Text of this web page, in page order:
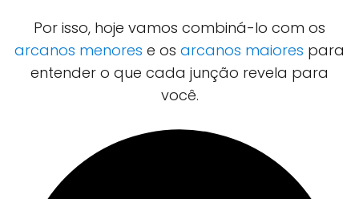
Por isso, hoje vamos combiná-lo com os
arcanos menores e os arcanos maiores para
entender o que cada junção revela para
você.